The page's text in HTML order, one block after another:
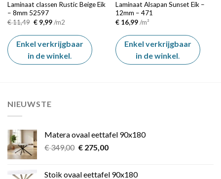
Laminaat classen Rustic Beige Eik
– 8mm 52597
€11,49 Oorspronkelijke
prijs
was:
€ 11,49.
€9,99Huidige
is:
€ 9,99.
/m2
Enkel verkrijgbaar
in de winkel
Laminaat Alsapan Sunset Eik –
12mm – 471
€16,99/m²
Enkel verkrijgbaar
in de winkel
NIEUWSTE
Matera ovaal eettafel 90x180
€349,00 Oorspronkelijke
€275,00Huidige
Stoik ovaal eettafel 90x180